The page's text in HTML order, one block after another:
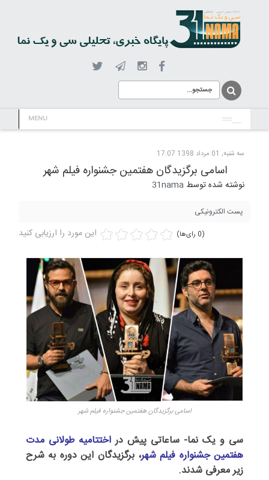
MENU
سه شنبه, 01 مرداد 1398 17:07
اسامی برگزیدگان هفتمین جشنواره فیلم شهر
نوشته شده توسط 31nama
پست الکترونیکی
این مورد را ارزیابی کنید (0 رای‌ها)
اسامی برگزیدگان هفتمین جشنواره فیلم شهر
سی و یک نما- ساعاتی پیش در اختتامیه طولانی مدت
هفتمین جشنواره فیلم شهر، برگزیدگان این دوره به شرح
زیر معرفی شدند.